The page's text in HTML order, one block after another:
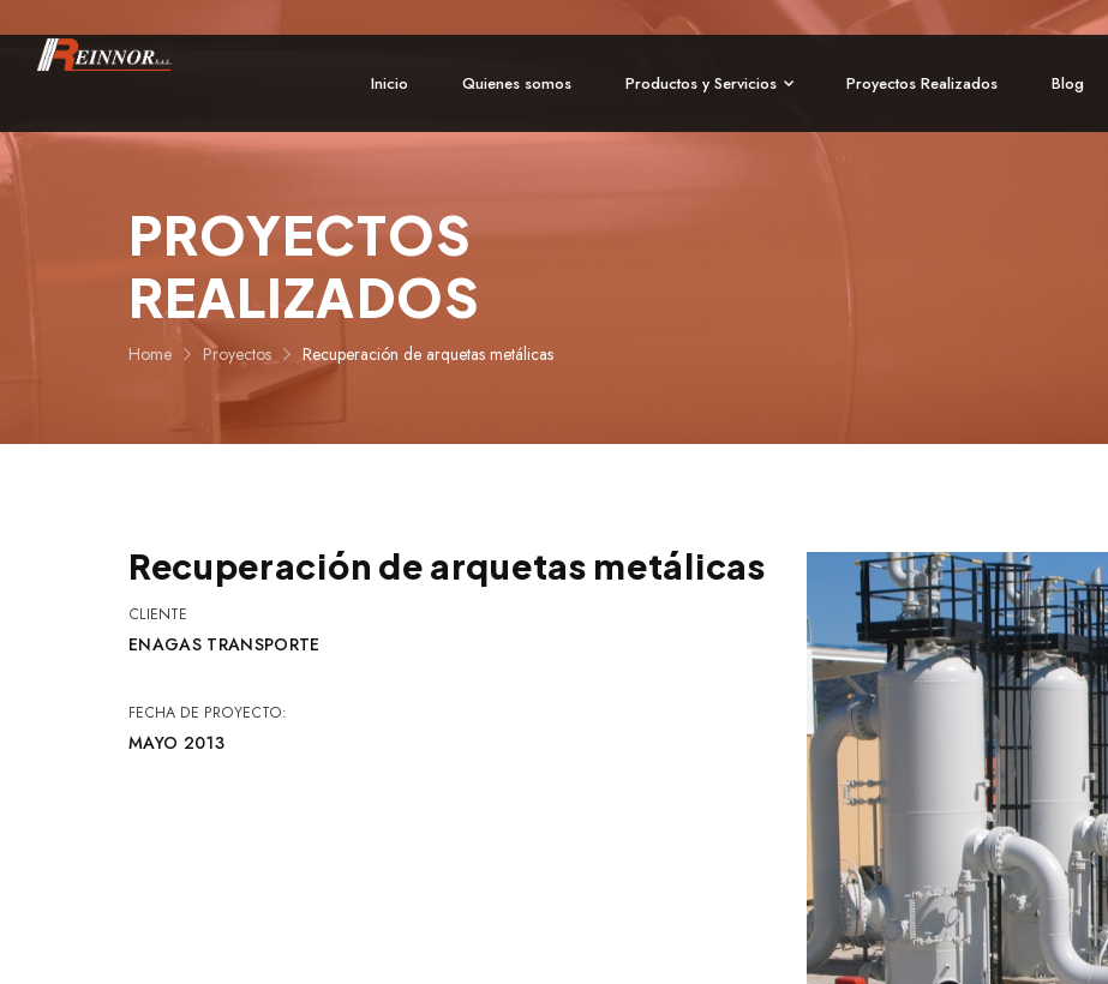
Inicio Quienes somos Productos y Servicios Proyectos Realizados Blog
PROYECTOS
REALIZADOS
Home Proyectos Recuperación de arquetas metálicas
Recuperación de arquetas metálicas
CLIENTE
ENAGAS TRANSPORTE
FECHA DE PROYECTO:
MAYO 2013